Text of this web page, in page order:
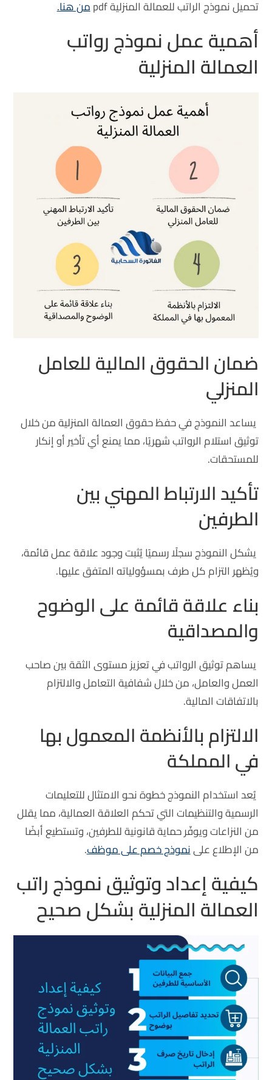
تحميل نموذج الراتب للعمالة المنزلية pdf من هنا.
أهمية عمل نموذج رواتب
العمالة المنزلية
ضمان الحقوق المالية للعامل
المنزلي
يساعد النموذج في حفظ حقوق العمالة المنزلية من خلال
توثيق استلام الرواتب شهريًا، مما يمنع أي تأخير أو إنكار
للمستحقات.
تأكيد الارتباط المهني بين
الطرفين
يشكل النموذج سجلًا رسميًا يُثبت وجود علاقة عمل قائمة،
ويُظهر التزام كل طرف بمسؤولياته المتفق عليها.
بناء علاقة قائمة على الوضوح
والمصداقية
يساهم توثيق الرواتب في تعزيز مستوى الثقة بين صاحب
العمل والعامل، من خلال شفافية التعامل والالتزام
بالاتفاقات المالية.
الالتزام بالأنظمة المعمول بها
في المملكة
يُعد استخدام النموذج خطوة نحو الامتثال للتعليمات
الرسمية والتنظيمات التي تحكم العلاقة العمالية، مما يقلل
من النزاعات ويوفّر حماية قانونية للطرفين، وتستطيع أبضًا
من الإطلاع علىنموذج خصم على موظف.
كيفية إعداد وتوثيق نموذج راتب
العمالة المنزلية بشكل صحيح